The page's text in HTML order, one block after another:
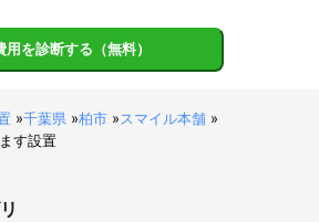
透させる施設です﻿
する雨水の量を抑制することができます﻿
、自治体による助成制度が設けられてい
用を診断する（無料）
»千葉県 »柏市 »スマイル本舗 »
す設置